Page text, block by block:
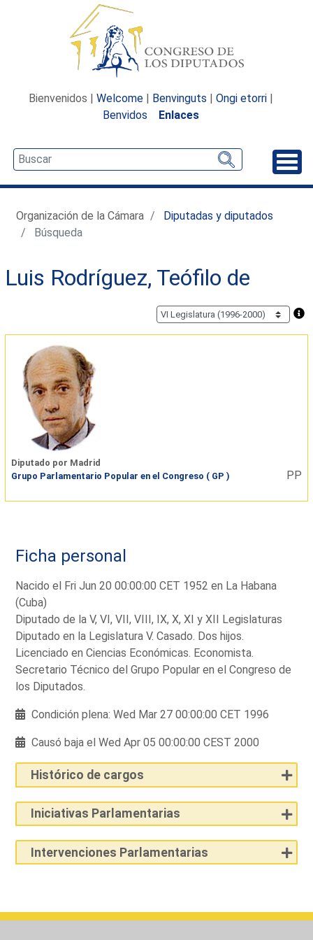
Bienvenidos | Welcome | Benvinguts | Ongi etorri |
Benvidos
Enlaces
Organización de la Cámara
Diputadas y diputados
Búsqueda
Luis Rodríguez, Teófilo de
Diputado por Madrid
Grupo Parlamentario Popular en el Congreso ( GP )
PP
Ficha personal
Nacido el Fri Jun 20 00:00:00 CET 1952 en La Habana
(Cuba)
Diputado de la V, VI, VII, VIII, IX, X, XI y XII Legislaturas
Diputado en la Legislatura V. Casado. Dos hijos.
Licenciado en Ciencias Económicas. Economista.
Secretario Técnico del Grupo Popular en el Congreso de
los Diputados.
Condición plena: Wed Mar 27 00:00:00 CET 1996
Causó baja el Wed Apr 05 00:00:00 CEST 2000
Histórico de cargos
Iniciativas Parlamentarias
Intervenciones Parlamentarias